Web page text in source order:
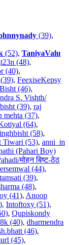
(39),
(52), TaniyaValu
(48),
(40),
, FeexiseKepsy
(46),
S. Vishth/
(39), raj
mehta (37),
(64),
(58),
Tiwari (53), anni_in
(Pahari Boy)
मोहन बिष्ट-ठेठ
(44),
(39),
(48),
(41), Anoop
, Intoftoxy (51),
, Qupiskondy
(40), dharmendra
(46),
(45),